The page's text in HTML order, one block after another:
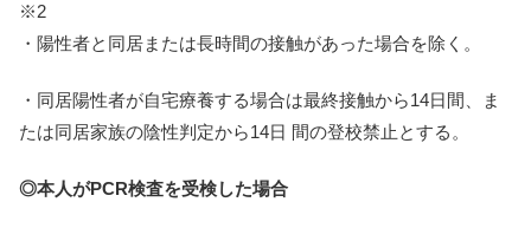
※2
・陽性者と同居または長時間の接触があった場合を除く。
・同居陽性者が自宅療養する場合は最終接触から14日間、ま
たは同居家族の陰性判定から14日 間の登校禁止とする。
◎本人がPCR検査を受検した場合